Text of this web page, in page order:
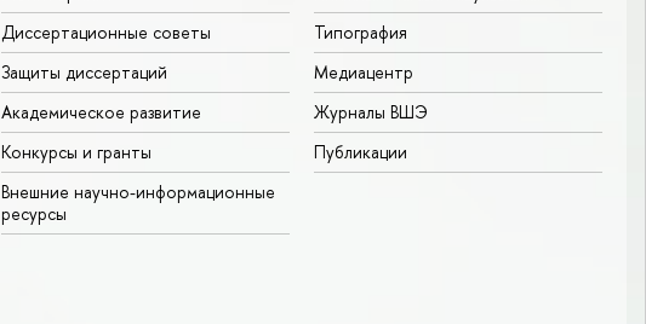
Диссертационные советы
Защиты диссертаций
Академическое развитие
Конкурсы и гранты
Внешние научно-информационные
ресурсы
Типография
Медиацентр
Журналы ВШЭ
Публикации